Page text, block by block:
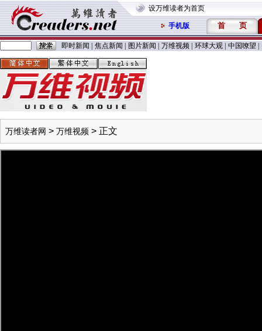
设万维读者为首页
手机版 首 页
即时新闻 焦点新闻 图片新闻 万维视频 环球大观 中国嘹望
万维读者网 > 万维视频 > 正文